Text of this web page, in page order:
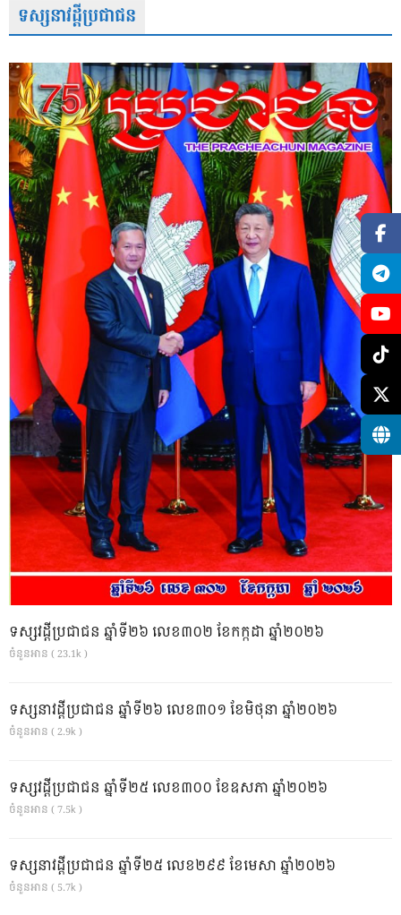
ទស្សនាវដ្តីប្រជាជន
ទស្សវដ្តីប្រជាជន ឆ្នាំទី២៦ លេខ៣០២ ខែកក្កដា ឆ្នាំ២០២៦
ចំនួនអាន ( 23.1k )
ទស្សនាវដ្ដីប្រជាជន ឆ្នាំទី២៦ លេខ៣០១ ខែមិថុនា ឆ្នាំ២០២៦
ចំនួនអាន ( 2.9k )
ទស្សវដ្តីប្រជាជន ឆ្នាំទី២៥ លេខ៣០០ ខែឧសភា ឆ្នាំ២០២៦
ចំនួនអាន ( 7.5k )
ទស្សនាវដ្ដីប្រជាជន ឆ្នាំទី២៥ លេខ២៩៩ ខែមេសា ឆ្នាំ២០២៦
ចំនួនអាន ( 5.7k )